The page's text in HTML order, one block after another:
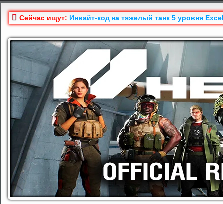
Сейчас ищут: Инвайт-код на тяжелый танк 5 уровня